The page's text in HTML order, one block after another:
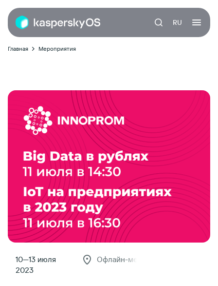
RU
Главная Мероприятия
10—13 июля
2023
Офлайн-мероприятие